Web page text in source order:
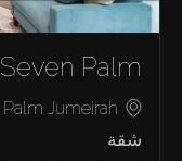
Seven Palm
Palm Jumeirah
شقة